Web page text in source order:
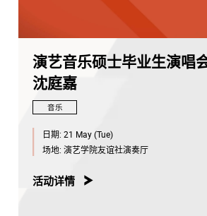
演艺音乐硕士毕业生演唱
沈庭嘉
音乐
日期: 21 May (Tue)
场地: 演艺学院友谊社演奏厅
活动详情